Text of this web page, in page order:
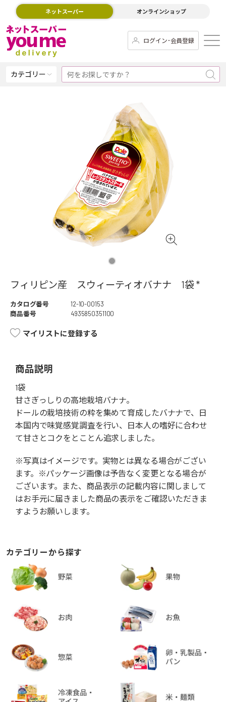
ネットスーパー オンラインショップ
ログイン･会員登録
カテゴリー
フィリピン産 スウィーティオバナナ 1袋 *
カタログ番号
12-10-00153
商品番号
4935850351100
マイリストに登録する
商品説明
1袋
甘さぎっしりの高地栽培バナナ。
ドールの栽培技術の粋を集めて育成したバナナで、日
本国内で味覚感覚調査を行い、日本人の嗜好に合わせ
て甘さとコクをとことん追求しました。
※写真はイメージです。実物とは異なる場合がござい
ます。※パッケージ画像は予告なく変更となる場合が
ございます。また、商品表示の記載内容に関しまして
はお手元に届きました商品の表示をご確認いただきま
すようお願いします。
カテゴリーから探す